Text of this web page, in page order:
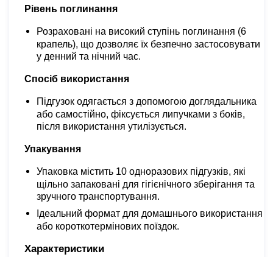
Рівень поглинання
Розраховані на високий ступінь поглинання (6
крапель), що дозволяє їх безпечно застосовувати
у денний та нічний час.
Спосіб використання
Підгузок одягається з допомогою доглядальника
або самостійно, фіксується липучками з боків,
після використання утилізується.
Упакування
Упаковка містить 10 одноразових підгузків, які
щільно запаковані для гігієнічного зберігання та
зручного транспортування.
Ідеальний формат для домашнього використання
або короткотермінових поїздок.
Характеристики